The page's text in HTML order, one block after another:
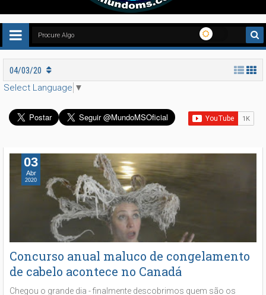
04/03/20
Select Language ▼
Concurso anual maluco de congelamento
de cabelo acontece no Canadá
Chegou o grande dia - finalmente descobrimos quem são os
03
Abr
2020